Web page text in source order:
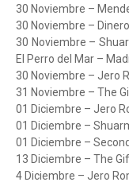
30 Noviembre –
30 Noviembre –
30 Noviembre –
El Perro del Mar –
30 Noviembre – Jero
31 Noviembre – The
01 Diciembre – Jero
01 Diciembre –
01 Diciembre –
13 Diciembre – The
4 Diciembre – Jero